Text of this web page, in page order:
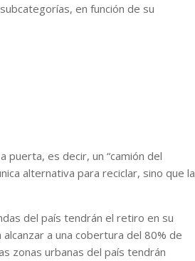
en función de su
es decir, un “camión del
alternativa para reciclar, sino que la
del país tendrán el retiro en su
a una cobertura del 80% de
zonas urbanas del país tendrán